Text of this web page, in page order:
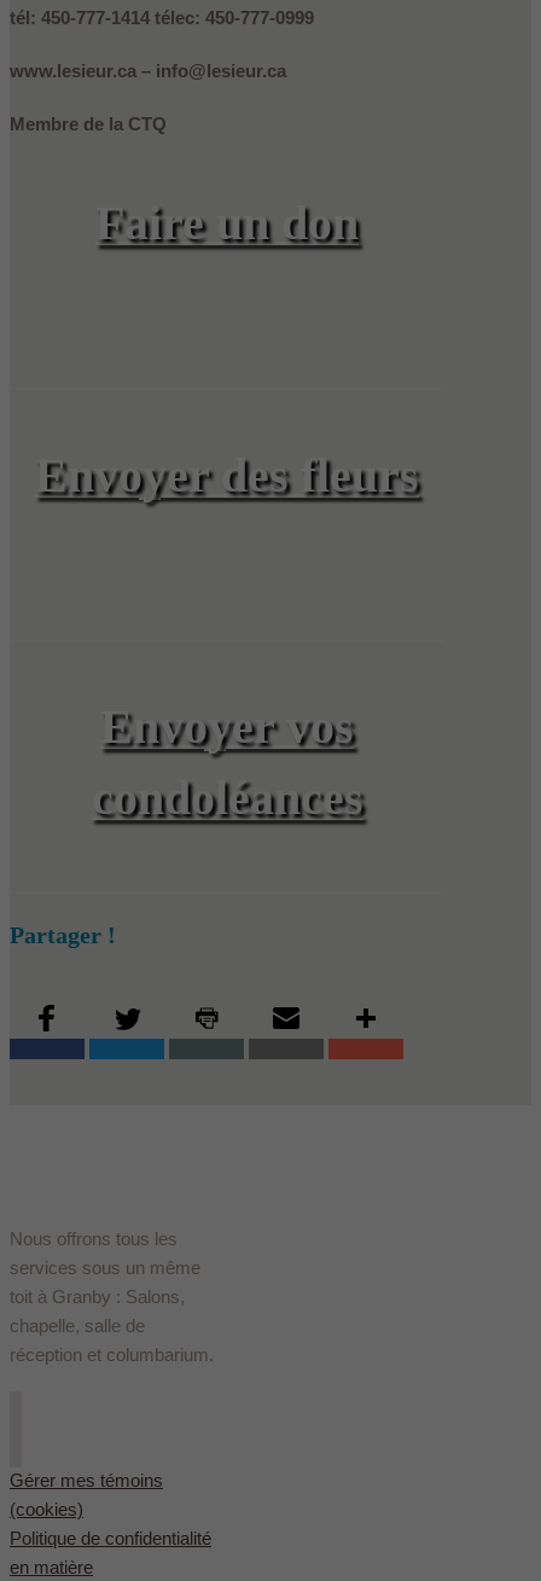
tél: 450-777-1414 télec: 450-777-0999
www.lesieur.ca – info@lesieur.ca
Membre de la CTQ
Faire un don
Envoyer des fleurs
Envoyer vos
condoléances
Partager !
Nous offrons tous les
services sous un même
toit à Granby : Salons,
chapelle, salle de
réception et columbarium.
Gérer mes témoins
(cookies)
Politique de confidentialité
en matière